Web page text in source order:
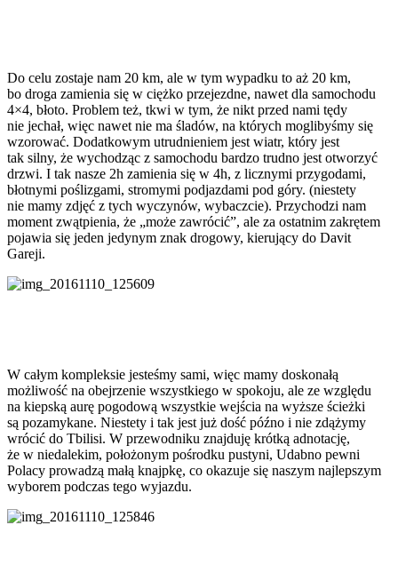
Do celu zostaje nam 20 km, ale w tym wypadku to aż 20 km,
bo droga zamienia się w ciężko przejezdne, nawet dla samochodu
4×4, błoto. Problem też, tkwi w tym, że nikt przed nami tędy
nie jechał, więc nawet nie ma śladów, na których moglibyśmy się
wzorować. Dodatkowym utrudnieniem jest wiatr, który jest
tak silny, że wychodząc z samochodu bardzo trudno jest otworzyć
drzwi. I tak nasze 2h zamienia się w 4h, z licznymi przygodami,
błotnymi poślizgami, stromymi podjazdami pod góry. (niestety
nie mamy zdjęć z tych wyczynów, wybaczcie). Przychodzi nam
moment zwątpienia, że „może zawrócić”, ale za ostatnim zakrętem
pojawia się jeden jedynym znak drogowy, kierujący do Davit
Gareji.
W całym kompleksie jesteśmy sami, więc mamy doskonałą
możliwość na obejrzenie wszystkiego w spokoju, ale ze względu
na kiepską aurę pogodową wszystkie wejścia na wyższe ścieżki
są pozamykane. Niestety i tak jest już dość późno i nie zdążymy
wrócić do Tbilisi. W przewodniku znajduję krótką adnotację,
że w niedalekim, położonym pośrodku pustyni, Udabno pewni
Polacy prowadzą małą knajpkę, co okazuje się naszym najlepszym
wyborem podczas tego wyjazdu.